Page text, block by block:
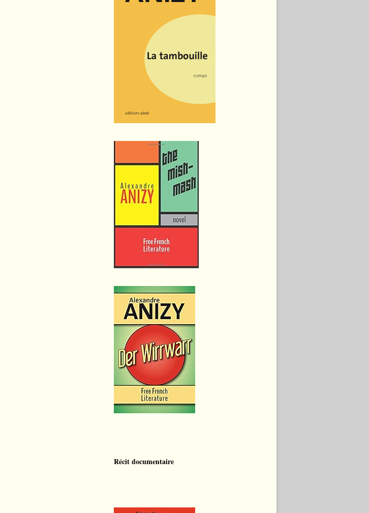
Récit documentaire